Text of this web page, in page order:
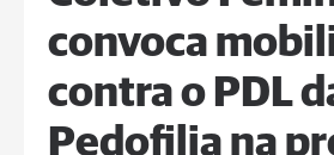
convoca
contra o PDL
Pedofilia na